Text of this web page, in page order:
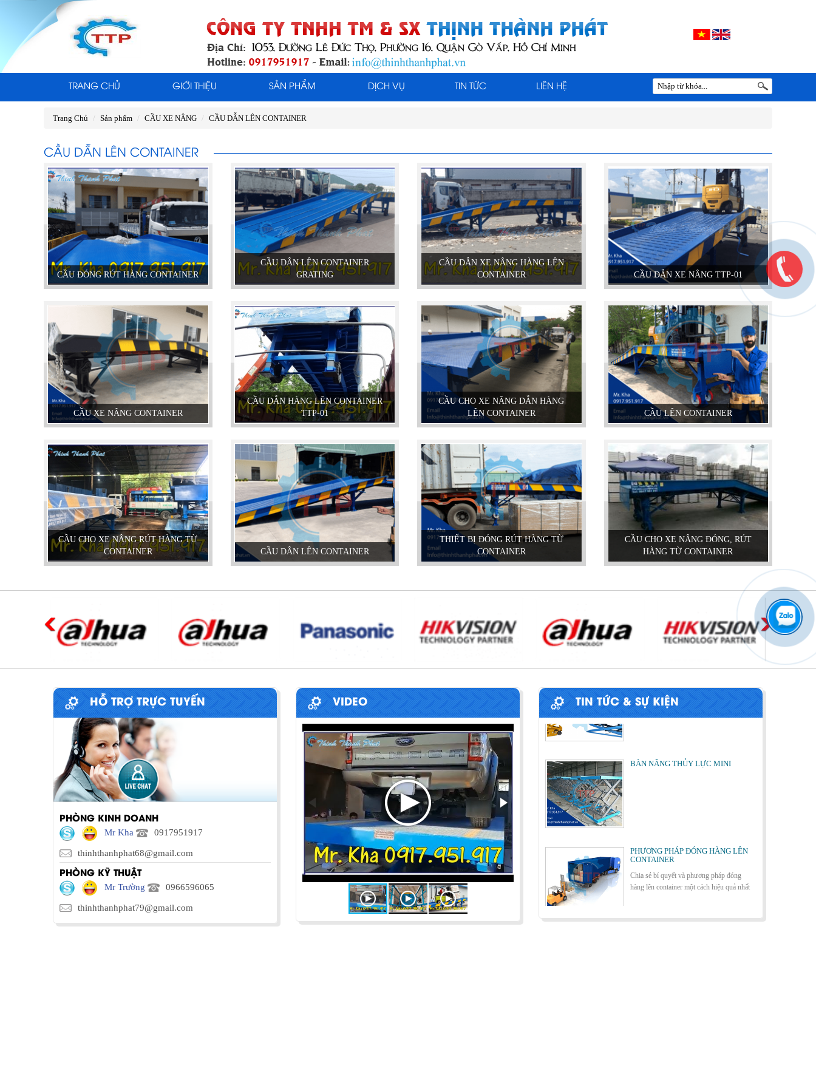
TRANG CHỦ GIỚI THIỆU SẢN PHẨM DỊCH VỤ TIN TỨC LIÊN HỆ
Trang Chủ Sản phẩm CẦU XE NÂNG CẦU DẪN LÊN CONTAINER
CẦU DẪN LÊN CONTAINER
CẦU ĐÓNG RÚT HÀNG CONTAINER
CẦU DẪN LÊN CONTAINER
GRATING
CẦU DẪN XE NÂNG HÀNG LÊN
CONTAINER
CẦU DẪN XE NÂNG TTP-01
CẦU XE NÂNG CONTAINER
CẦU DẪN HÀNG LÊN CONTAINER
TTP-01
CẦU CHO XE NÂNG DẪN HÀNG
LÊN CONTAINER
CẦU LÊN CONTAINER
CẦU CHO XE NÂNG RÚT HÀNG TỪ
CONTAINER
CẦU DẪN LÊN CONTAINER
THIẾT BỊ ĐÓNG RÚT HÀNG TỪ
CONTAINER
CẦU CHO XE NÂNG ĐÓNG, RÚT
HÀNG TỪ CONTAINER
HỖ TRỢ TRỰC TUYẾN
PHÒNG KINH DOANH
Mr Kha 0917951917
thinhthanhphat68@gmail.com
PHÒNG KỸ THUẬT
Mr Trường 0966596065
thinhthanhphat79@gmail.com
VIDEO TIN TỨC & SỰ KIỆN
PHƯƠNG PHÁP ĐÓNG HÀNG LÊN
Chia sẻ bí quyết và phương pháp đóng
hàng lên container một cách hiệu quả nhất
ỨNG DỤNG CỦA BÀN NÂNG THỦY
thủy lực trong các lĩnh vực, ngành nghề.
CONTAINER
Chia sẻ bí quyết và phương pháp đóng
hàng lên container một cách hiệu quả nhất